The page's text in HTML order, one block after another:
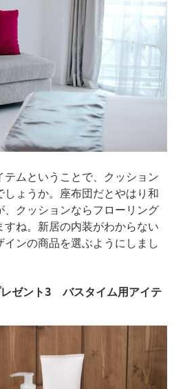
ムということで、クッション
しょうか。座布団だとやはり和
クッションならフローリング
すね。新居の内装がわからない
インの商品を選ぶようにしまし
ゼント3 バスタイム用アイテ